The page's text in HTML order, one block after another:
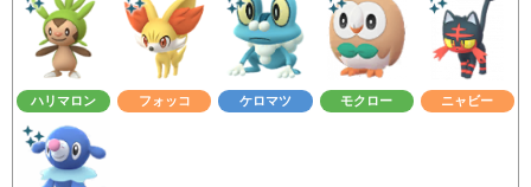
ハリマロン フォッコ ケロマツ モクロー ニャビー